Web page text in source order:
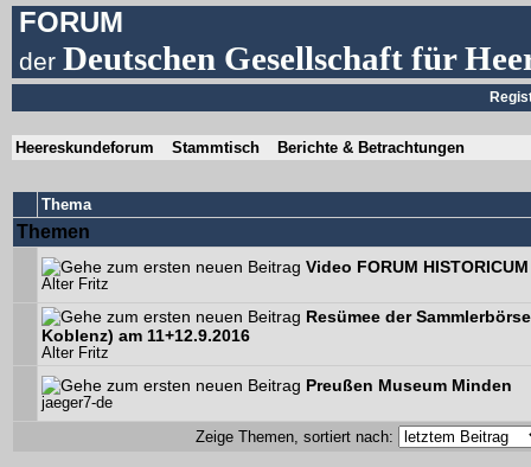
FORUM
derDeutschen Gesellschaft für
Heereskundeforum Stammtisch Berichte & Betrachtungen
Thema
Themen
Video FORUM
Alter Fritz
Resümee der
Koblenz) am 11+12.9.2016
Alter Fritz
Preußen Museum Minden
jaeger7-de
Zeige Themen, sortiert nach: